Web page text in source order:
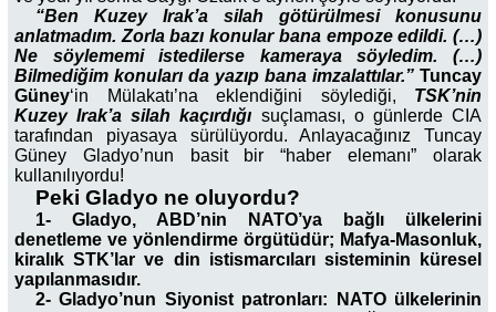
“Ben Kuzey Irak’a silah götürülmesi konusunu
anlatmadım. Zorla bazı konular bana empoze edildi. (…)
Ne söylememi istedilerse kameraya söyledim. (…)
Bilmediğim konuları da yazıp bana imzalattılar.” Tuncay
Güney‘in Mülakatı’na eklendiğini söylediği, TSK’nin
Kuzey Irak’a silah kaçırdığı suçlaması, o günlerde CIA
tarafından piyasaya sürülüyordu. Anlayacağınız Tuncay
Güney Gladyo’nun basit bir “haber elemanı” olarak
kullanılıyordu!
Peki Gladyo ne oluyordu?
1- Gladyo, ABD’nin NATO’ya bağlı ülkelerini
denetleme ve yönlendirme örgütüdür; Mafya-Masonluk,
kiralık STK’lar ve din istismarcıları sisteminin küresel
yapılanmasıdır.
2- Gladyo’nun Siyonist patronları: NATO ülkelerinin